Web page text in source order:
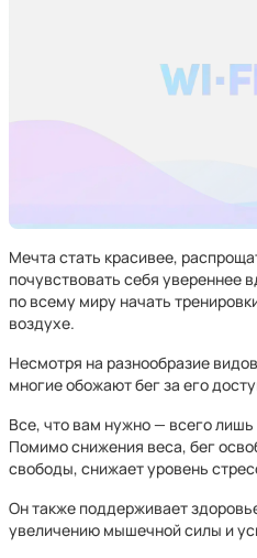
Мечта стать красивее,
почувствовать себя увереннее
по всему миру начать
воздухе.
Несмотря на разнообразие
многие обожают бег за его
Все, что вам нужно — всего лишь
Помимо снижения веса, бег
свободы, снижает уровень
Он также поддерживает
увеличению мышечной силы и